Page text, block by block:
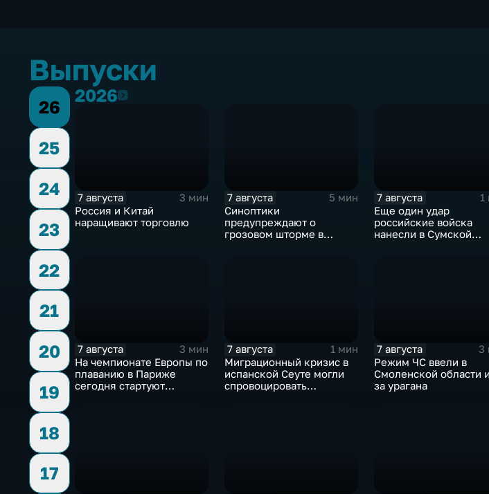
Выпуски
26
25
24
23
22
21
20
19
18
17
20262026
7 августа
3 мин
Россия и Китай
наращивают торговлю
7 августа
5 мин
Синоптики
предупреждают о
грозовом шторме в
7 августа
1
Еще один удар
российские войска
нанесли в Сумской
7 августа
3 мин
На чемпионате Европы по
плаванию в Париже
сегодня стартуют
7 августа
1 мин
Миграционный кризис в
испанской Сеуте могли
спровоцировать
7 августа
3
Режим ЧС ввели в
Смоленской области
за урагана